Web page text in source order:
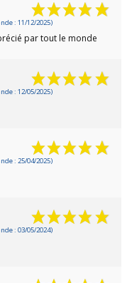
: 11/12/2025)
par tout le monde
: 12/05/2025)
: 25/04/2025)
: 03/05/2024)